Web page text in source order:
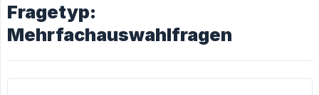
Fragetyp:
Mehrfachauswahlfragen